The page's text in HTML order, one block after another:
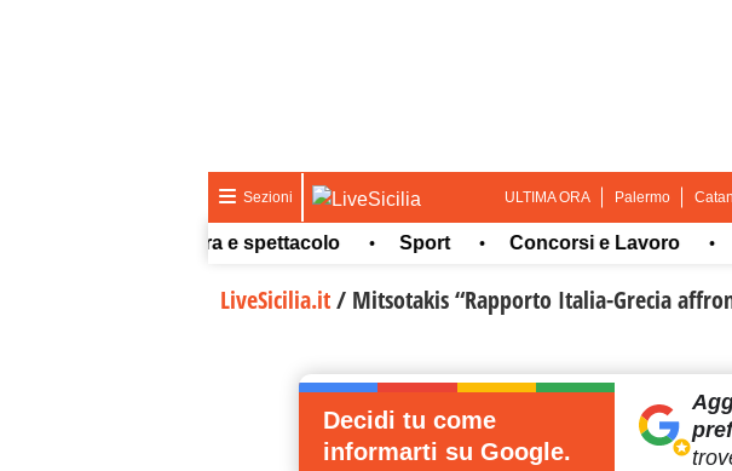
Sezioni ULTIMA ORA Palermo
Cultura e spettacolo • Sport • Concorsi e Lavoro •
LiveSicilia.it/ Mitsotakis “Rapporto Italia-Grecia
Decidi tu come
informarti su Google.